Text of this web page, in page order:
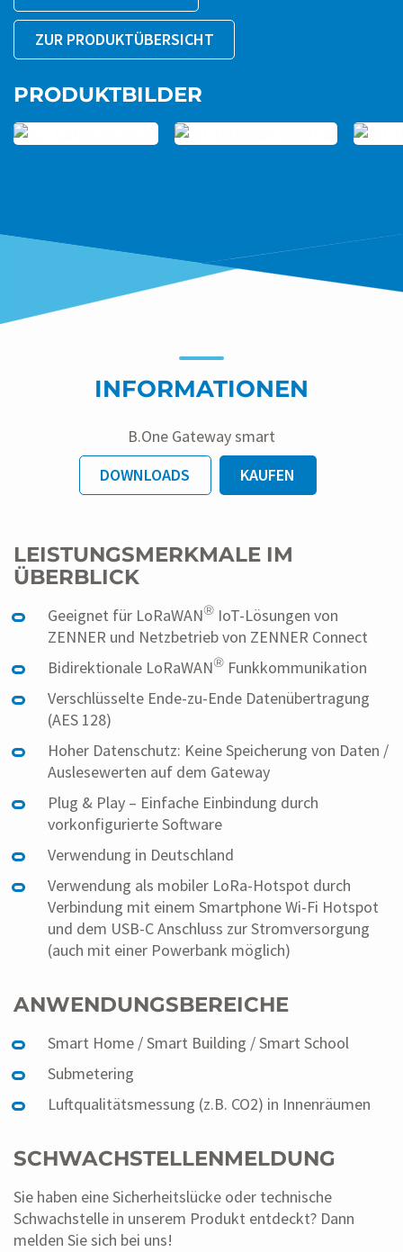
Das Gerät kann für eine Vielzahl von IoT-Anwendungen
eingesetzt werden und ist fester Bestandteil der
Endgeräte (Luftqualitätssensoren, CO2-Warner, Tür-
und Fensterkontaktsensoren, Rauchwarnmelder, u.v.m.)
mit dem B.One Datahub.
ISO / IEC 27001 zertifizierten Rechenzentrum in
ZUR PRODUKTÜBERSICHT
PRODUKTBILDER
INFORMATIONEN
B.One Gateway smart
DOWNLOADS
KAUFEN
LEISTUNGSMERKMALE IM
ÜBERBLICK
Geeignet für LoRaWAN® IoT-Lösungen von
ZENNER und Netzbetrieb von ZENNER Connect
Bidirektionale LoRaWAN® Funkkommunikation
Verschlüsselte Ende-zu-Ende Datenübertragung
(AES 128)
Hoher Datenschutz: Keine Speicherung von Daten /
Auslesewerten auf dem Gateway
Plug & Play – Einfache Einbindung durch
vorkonfigurierte Software
Verwendung in Deutschland
Verwendung als mobiler LoRa-Hotspot durch
Verbindung mit einem Smartphone Wi-Fi Hotspot
und dem USB-C Anschluss zur Stromversorgung
(auch mit einer Powerbank möglich)
ANWENDUNGSBEREICHE
Smart Home / Smart Building / Smart School
Submetering
Luftqualitätsmessung (z.B. CO2) in Innenräumen
SCHWACHSTELLENMELDUNG
Sie haben eine Sicherheitslücke oder technische
Schwachstelle in unserem Produkt entdeckt? Dann
melden Sie sich bei uns!